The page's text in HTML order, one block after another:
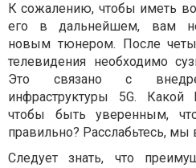
К сожалению, чтобы иметь
его в дальнейшем, вам
новым тюнером. После
телевидения необходимо
Это связано с
инфраструктуры 5G.
чтобы быть уверенным,
правильно? Расслабьтесь, мы
Следует знать, что